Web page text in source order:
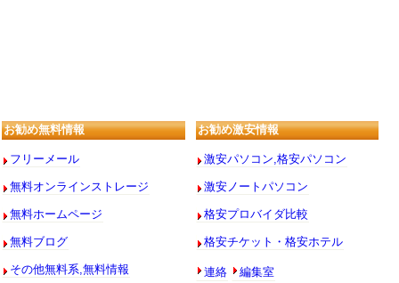
お勧め無料情報
フリーメール
無料オンラインストレージ
無料ホームページ
無料ブログ
その他無料系,無料情報
お勧め激安情報
激安パソコン,格安パソコン
激安ノートパソコン
格安プロバイダ比較
格安チケット・格安ホテル
連絡 編集室